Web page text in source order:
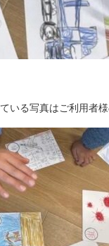
ことばの発達が気になる方
そらまめ学習教室
いる写真はご利用者